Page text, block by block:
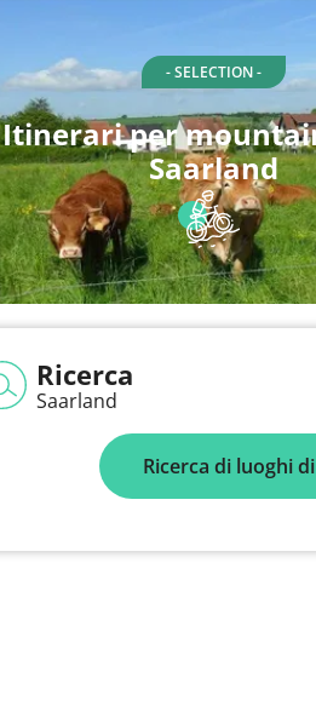
- SELECTION -
Itinerari per
Saarland
Ricerca
Saarland
Ricerca di luoghi